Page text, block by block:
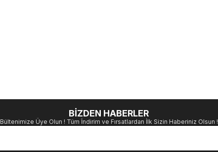
BİZDEN HABERLER
Bültenimize Üye Olun ! Tüm İndirim ve Fırsatlardan İlk Sizin Haberiniz Olsun !